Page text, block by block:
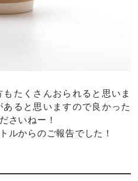
たくさんおられると思いま
ると思いますので良かった
さいねー！
ルからのご報告でした！